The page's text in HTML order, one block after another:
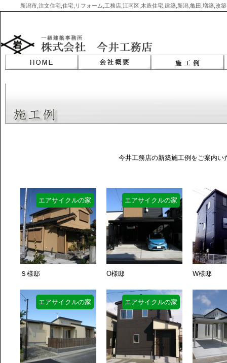
新潟市,注文住宅,住宅,リフォーム,工務店,江南区,木造住宅,建築,新潟,亀田,増築,改
content
今井工務店の新築施工例をご案内い
Ｓ様邸
エアサイクルの家
O様邸
エアサイクルの家
W様邸
エアサイクルの家 エアサイクルの家